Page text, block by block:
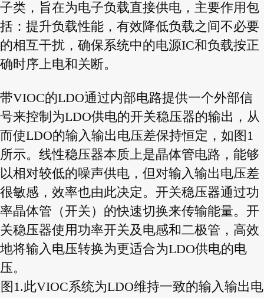
子类，旨在为电子负载直接供电，主要作用包
括：提升负载性能，有效降低负载之间不必要
的相互干扰，确保系统中的电源IC和负载按正
确时序上电和关断。
带VIOC的LDO通过内部电路提供一个外部信
号来控制为LDO供电的开关稳压器的输出，从
而使LDO的输入输出电压差保持恒定，如图1
所示。线性稳压器本质上是晶体管电路，能够
以相对较低的噪声供电，但对输入输出电压差
很敏感，效率也由此决定。开关稳压器通过功
率晶体管（开关）的快速切换来传输能量。开
关稳压器使用功率开关及电感和二极管，高效
地将输入电压转换为更适合为LDO供电的电
压。
图1.此VIOC系统为LDO维持一致的输入输出电